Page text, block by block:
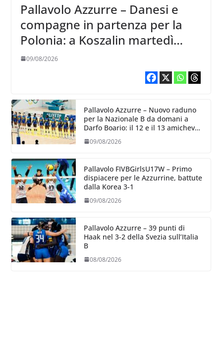
Pallavolo Azzurre – Danesi e
compagne in partenza per la
Polonia: a Koszalin martedì
giocano contro la Francia
09/08/2026
Pallavolo Azzurre – Nuovo raduno
per la Nazionale B da domani a
Darfo Boario: il 12 e il 13 amichevoli
09/08/2026
Pallavolo FIVBGirlsU17W – Primo
dispiacere per le Azzurrine, battute
dalla Korea 3-1
09/08/2026
Pallavolo Azzurre – 39 punti di
Haak nel 3-2 della Svezia sull’Italia
B
08/08/2026